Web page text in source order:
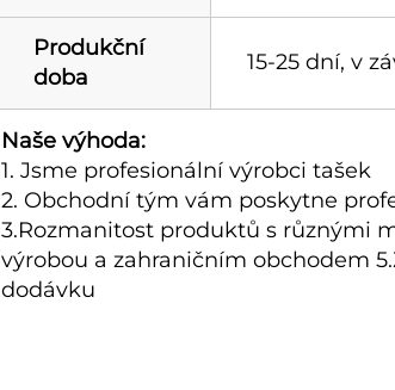
Produkční
doba
15-25 dní, v
Naše výhoda:
1. Jsme profesionální výrobci tašek
2. Obchodní tým vám poskytne
3.Rozmanitost produktů s různými
výrobou a zahraničním obchodem
dodávku